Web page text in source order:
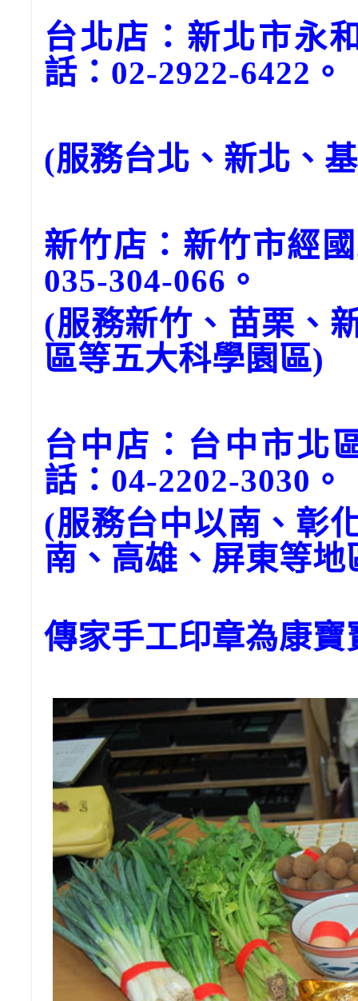
台北店：新北市永
話：02-2922-6422。
(服務台北、新北、
新竹店：新竹市經
035-304-066。
(服務新竹、苗栗、
區等五大科學園區)
台中店：台中市北
話：04-2202-3030。
(服務台中以南、彰
南、高雄、屏東等地
傳家手工印章為康